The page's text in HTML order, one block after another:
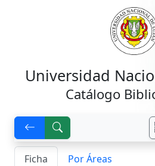
Universidad
Catálogo
Ficha Por Áreas